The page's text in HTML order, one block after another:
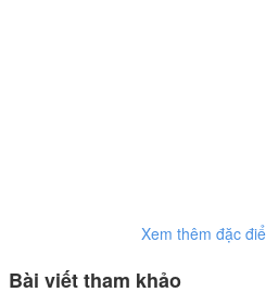
Xem thêm đặc
Bài viết tham khảo